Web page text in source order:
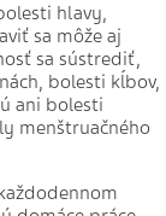
hlavy,
sa môže aj
sa sústrediť,
bolesti kĺbov,
ani bolesti
menštruačného